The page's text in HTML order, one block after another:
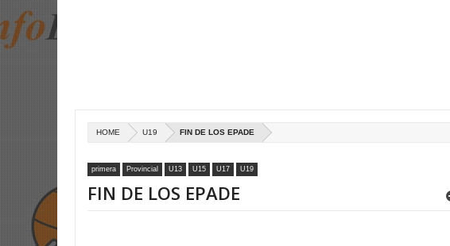
HOME U19 FIN DE LOS EPADE
primera Provincial U13 U15 U17 U19
FIN DE LOS EPADE